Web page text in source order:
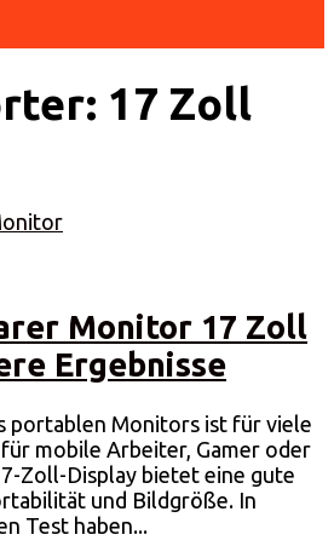
17 Zoll
Monitor 17 Zoll
Ergebnisse
portablen Monitors ist für viele
mobile Arbeiter, Gamer oder
Zoll-Display bietet eine gute
und Bildgröße. In
Test haben...